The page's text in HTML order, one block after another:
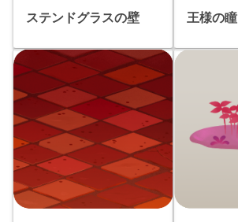
ステンドグラスの壁 王様の瞳